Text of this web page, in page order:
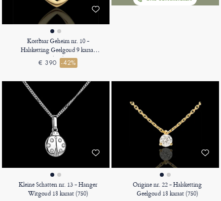
Kostbaar Geheim nr. 10 -
Halsketting Geelgoud 9 karaat
(375)
€ 390 -42%
Kleine Schatten nr. 13 - Hanger
Witgoud 18 karaat (750)
Origine nr. 22 - Halsketting
Geelgoud 18 karaat (750)